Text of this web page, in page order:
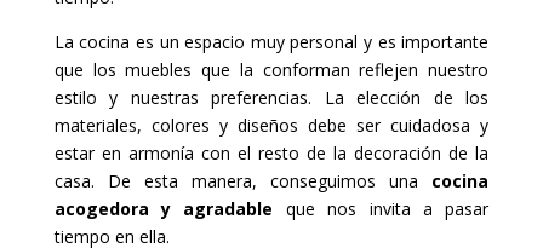
La cocina es un espacio muy personal y es importante
que los muebles que la conforman reflejen nuestro
estilo y nuestras preferencias. La elección de los
materiales, colores y diseños debe ser cuidadosa y
estar en armonía con el resto de la decoración de la
casa. De esta manera, conseguimos una cocina
acogedora y agradable que nos invita a pasar
tiempo en ella.